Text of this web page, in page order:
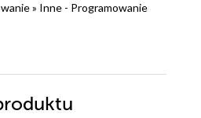
» Inne - Programowanie